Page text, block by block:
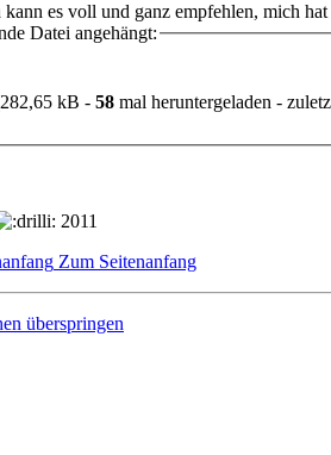
es voll und ganz empfehlen, mich
Datei angehängt:
kB - 58 mal heruntergeladen -
2011
Zum Seitenanfang
überspringen